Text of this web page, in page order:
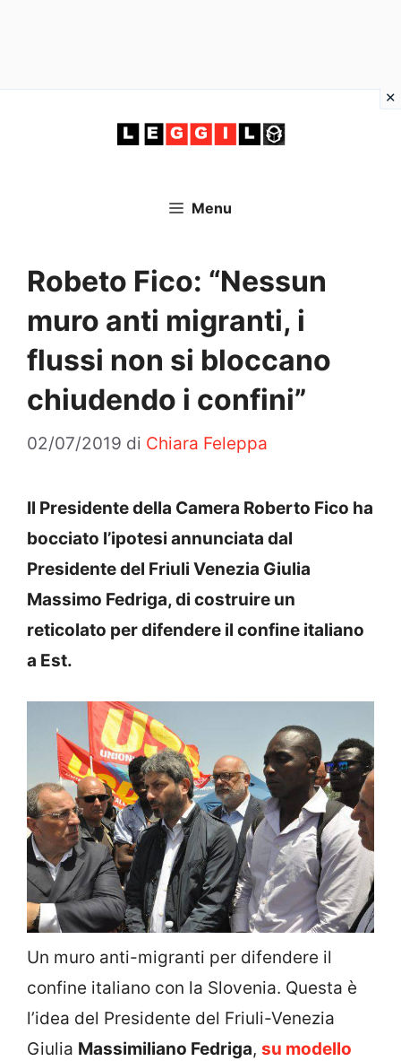
Menu
Robeto Fico: “Nessun
muro anti migranti, i
flussi non si bloccano
chiudendo i confini”
02/07/2019 di Chiara Feleppa
Il Presidente della Camera Roberto Fico ha
bocciato l’ipotesi annunciata dal
Presidente del Friuli Venezia Giulia
Massimo Fedriga, di costruire un
reticolato per difendere il confine italiano
a Est.
Un muro anti-migranti per difendere il
confine italiano con la Slovenia. Questa è
l’idea del Presidente del Friuli-Venezia
Giulia Massimiliano Fedriga, su modello